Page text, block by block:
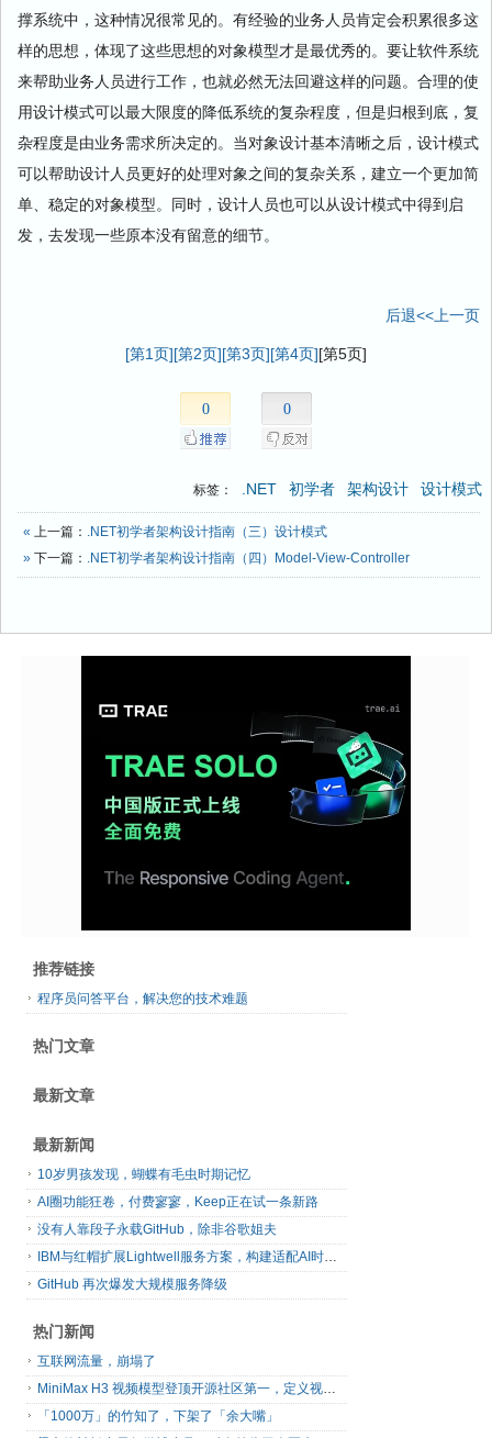
撑系统中，这种情况很常见的。有经验的业务人员肯定会积累很多这
样的思想，体现了这些思想的对象模型才是最优秀的。要让软件系统
来帮助业务人员进行工作，也就必然无法回避这样的问题。合理的使
用设计模式可以最大限度的降低系统的复杂程度，但是归根到底，复
杂程度是由业务需求所决定的。当对象设计基本清晰之后，设计模式
可以帮助设计人员更好的处理对象之间的复杂关系，建立一个更加简
单、稳定的对象模型。同时，设计人员也可以从设计模式中得到启
发，去发现一些原本没有留意的细节。
后退<<上一页
[第1页][第2页][第3页][第4页][第5页]
0 0
标签： .NET 初学者 架构设计 设计模式
« 上一篇： .NET初学者架构设计指南（三）设计模式
» 下一篇： .NET初学者架构设计指南（四）Model-View-Controller
推荐链接
程序员问答平台，解决您的技术难题
热门文章
最新文章
最新新闻
10岁男孩发现，蝴蝶有毛虫时期记忆
AI圈功能狂卷，付费寥寥，Keep正在试一条新路
没有人靠段子永载GitHub，除非谷歌姐夫
IBM与红帽扩展Lightwell服务方案，构建适配AI时代开源生态的可信基础设施
GitHub 再次爆发大规模服务降级
热门新闻
互联网流量，崩塌了
MiniMax H3 视频模型登顶开源社区第一，定义视频模型领域“斩杀线”
「1000万」的竹知了，下架了「余大嘴」